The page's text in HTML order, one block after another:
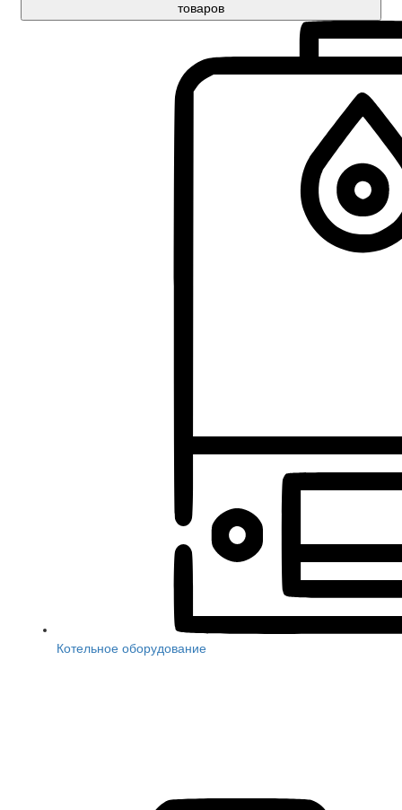
товаров
Котельное оборудование